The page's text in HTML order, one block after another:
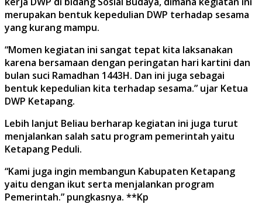
merupakan bentuk kepedulian DWP terhadap sesama
yang kurang mampu.
“Momen kegiatan ini sangat tepat kita laksanakan
karena bersamaan dengan peringatan hari kartini dan
bulan suci Ramadhan 1443H. Dan ini juga sebagai
bentuk kepedulian kita terhadap sesama.” ujar Ketua
DWP Ketapang.
Lebih lanjut Beliau berharap kegiatan ini juga turut
menjalankan salah satu program pemerintah yaitu
Ketapang Peduli.
“Kami juga ingin membangun Kabupaten Ketapang
yaitu dengan ikut serta menjalankan program
Pemerintah.” pungkasnya. **Kp